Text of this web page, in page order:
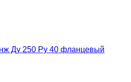
Ду 250 Ру 40 фланцевый